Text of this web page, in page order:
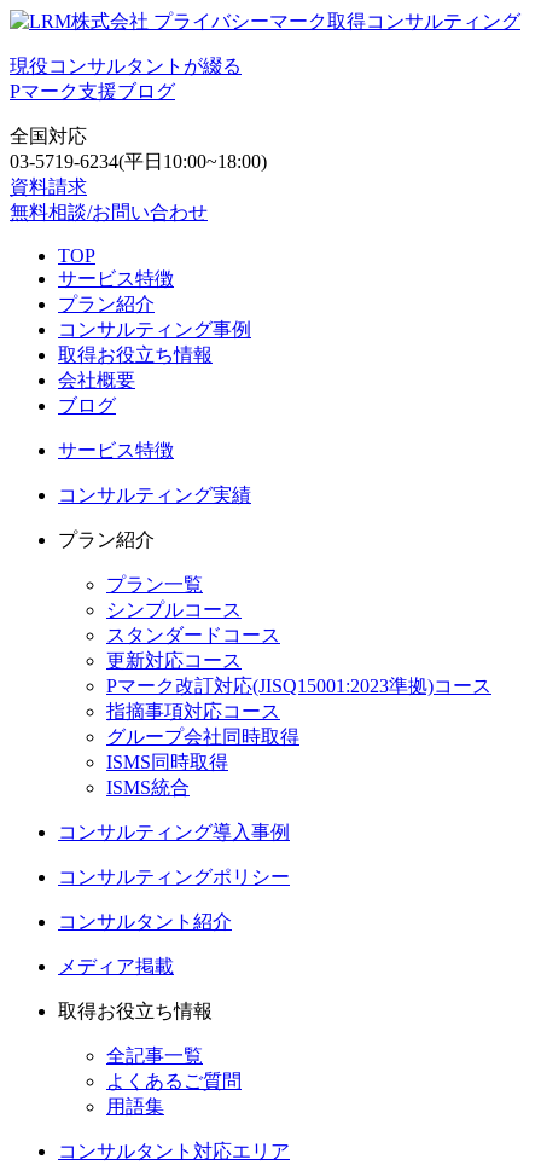
現役コンサルタントが綴る
Pマーク支援ブログ
全国対応
03-5719-6234(平日10:00~18:00)
資料請求
無料相談/お問い合わせ
TOP
サービス特徴
プラン紹介
コンサルティング事例
取得お役立ち情報
会社概要
ブログ
サービス特徴
コンサルティング実績
プラン紹介
プラン一覧
シンプルコース
スタンダードコース
更新対応コース
Pマーク改訂対応(JISQ15001:2023準拠)コース
指摘事項対応コース
グループ会社同時取得
ISMS同時取得
ISMS統合
コンサルティング導入事例
コンサルティングポリシー
コンサルタント紹介
メディア掲載
取得お役立ち情報
全記事一覧
よくあるご質問
用語集
コンサルタント対応エリア